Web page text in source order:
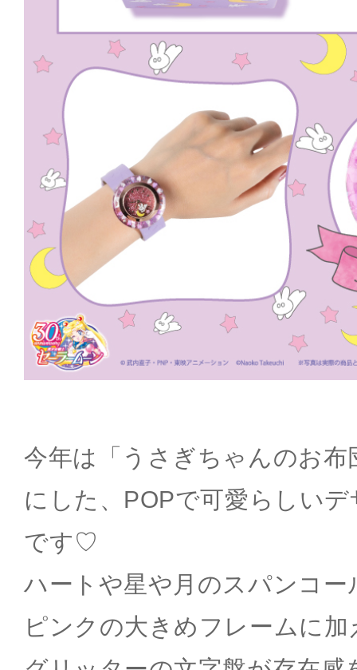
今年は「うさぎちゃんのお布
にした、POPで可愛らしい
です♡
ハートや星や月のスパンコ
ピンクの大きめフレームに